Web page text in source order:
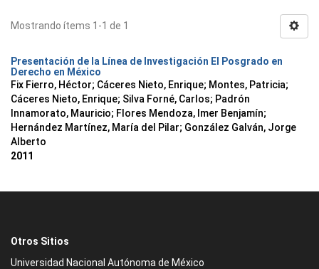
Mostrando ítems 1-1 de 1
Presentación de la Línea de Investigación El Posgrado en
Derecho en México
Fix Fierro, Héctor; Cáceres Nieto, Enrique; Montes, Patricia;
Cáceres Nieto, Enrique; Silva Forné, Carlos; Padrón
Innamorato, Mauricio; Flores Mendoza, Imer Benjamín;
Hernández Martínez, María del Pilar; González Galván, Jorge
Alberto
2011
Otros Sitios
Universidad Nacional Autónoma de México